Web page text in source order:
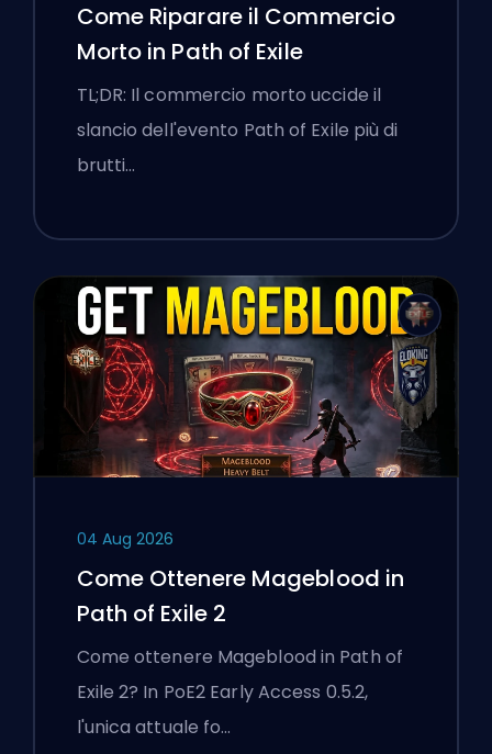
Come Riparare il Commercio
Morto in Path of Exile
TL;DR: Il commercio morto uccide il
slancio dell'evento Path of Exile più di
brutti…
04 Aug 2026
Come Ottenere Mageblood in
Path of Exile 2
Come ottenere Mageblood in Path of
Exile 2? In PoE2 Early Access 0.5.2,
l'unica attuale fo…